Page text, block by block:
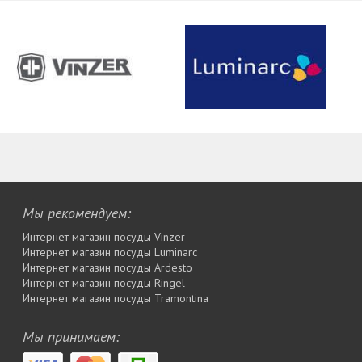
Мы рекомендуем:
Интернет магазин посуды Vinzer
Интернет магазин посуды Luminarc
Интернет магазин посуды Ardesto
Интернет магазин посуды Rіngel
Интернет магазин посуды Tramontina
Мы принимаем: